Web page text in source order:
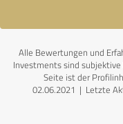
Alle Bewertungen und
Investments sind
Seite ist der
02.06.2021 | Letzte